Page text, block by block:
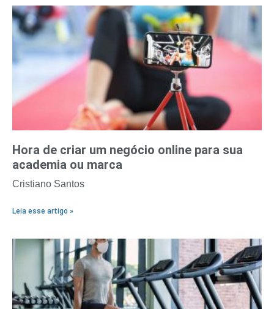
Hora de criar um negócio online para sua
academia ou marca
Cristiano Santos
Leia esse artigo »